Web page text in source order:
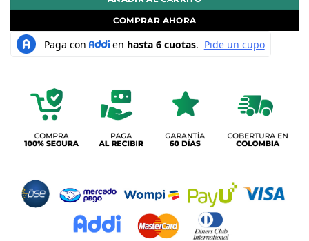
COMPRAR AHORA